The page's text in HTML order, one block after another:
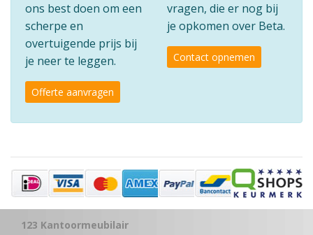
ons best doen om een
scherpe en
overtuigende prijs bij
je neer te leggen.
Offerte aanvragen
vragen, die er nog bij
je opkomen over Beta.
Contact opnemen
123 Kantoormeubilair